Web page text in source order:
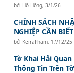
bởi Hồ Hồng,3/1/26
CHÍNH SÁCH
NGHIỆP CẦN BIẾT
bởi KeiraPham, 17/12/25
Tờ Khai Hải
Thông Tin Trên